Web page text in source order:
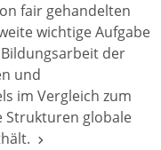
fair gehandelten
wichtige Aufgabe
der
und
im Vergleich zum
Strukturen globale